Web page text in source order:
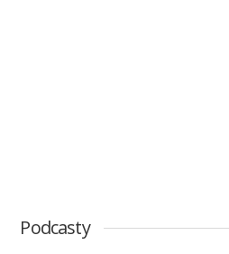
Podcasty